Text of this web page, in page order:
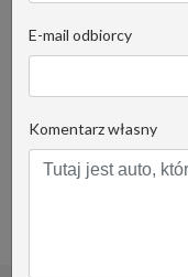
Stanowisko:
Rafał Wrzosek
E-mail odbiorcy
Komentarz własny